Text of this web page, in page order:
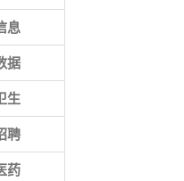
息
据
生
聘
药